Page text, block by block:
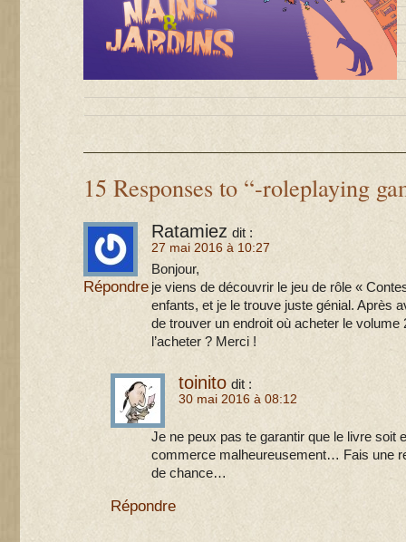
15 Responses to “-roleplaying
Ratamiez dit :
27 mai 2016 à 10:27
Bonjour,
je viens de découvrir le jeu de rôle «
enfants, et je le trouve juste génial. Après
de trouver un endroit où acheter le
l’acheter ? Merci !
Répondre
toinito dit :
30 mai 2016 à 08:12
Je ne peux pas te garantir que le livre soit
commerce malheureusement… Fais une
de chance…
Répondre